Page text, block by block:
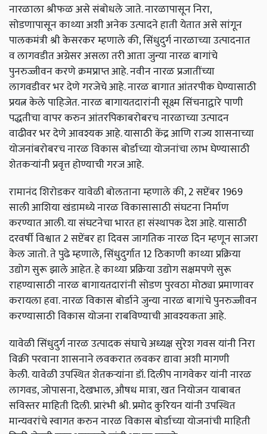
नारळाला श्रीफळ असे संबोधले जाते. नारळापासून निरा,
सोडणापासून काथ्या अशी अनेक उत्पादने हाती येतात असे सांगून
पालकमंत्री श्री केसरकर म्हणाले की, सिंधुदुर्ग नारळाच्या उत्पादनात
व लागवडीत अग्रेसर असला तरी आता जुन्या नारळ बागांचे
पुनरुज्जीवन करणे क्रमप्राप्त आहे. नवीन नारळ प्रजातींच्या
लागवडीवर भर देणे गरजेचे आहे. नारळ बागात आंतरपीक घेण्यासाठी
प्रयत्न केले पाहिजेत. नारळ बागायतदारांनी सूक्ष्म सिंचनाद्वारे पाणी
पद्धतीचा वापर करुन आंतरपिकाबरोबरच नारळाच्या उत्पादन
वाढीवर भर देणे आवश्यक आहे. यासाठी केंद्र आणि राज्य शासनाच्या
योजनांबरोबरच नारळ विकास बोर्डाच्या योजनांचा लाभ घेण्यासाठी
शेतकऱ्यांनी प्रवृत्त होण्याची गरज आहे.
रामानंद शिरोडकर यावेळी बोलताना म्हणाले की, 2 सप्टेंबर 1969
साली आशिया खंडामध्ये नारळ विकासासाठी संघटना निर्माण
करण्यात आली. या संघटनेचा भारत हा संस्थापक देश आहे. यासाठी
दरवर्षी विश्वात 2 सप्टेंबर हा दिवस जागतिक नारळ दिन म्हणून साजरा
केल जातो. ते पुढे म्हणाले, सिंधुदुर्गात 12 ठिकाणी काथ्या प्रक्रिया
उद्योग सुरू झाले आहेत. हे काथ्या प्रक्रिया उद्योग सक्षमपणे सुरू
राहण्यासाठी नारळ बागायतदारांनी सोडण पुरवठा मोठ्या प्रमाणावर
करायला हवा. नारळ विकास बोर्डाने जुन्या नारळ बागांचे पुनरुज्जीवन
करण्यासाठी विकास योजना राबविण्याची आवश्यकता आहे.
यावेळी सिंधुदुर्ग नारळ उत्पादक संघाचे अध्यक्ष सुरेश गवस यांनी निरा
विक्री परवाना शासनाने लवकरात लवकर द्यावा अशी मागणी
केली.यावेळी उपस्थित शेतकऱ्यांना डॉ. दिलीप नागवेकर यांनी नारळ
लागवड, जोपासना, देखभाल, औषध मात्रा, खत नियोजन याबाबत
सविस्तर माहिती दिली.प्रारंभी श्री. प्रमोद कुरियन यांनी उपस्थित
मान्यवरांचे स्वागत करुन नारळ विकास बोर्डाच्या योजनांची माहिती